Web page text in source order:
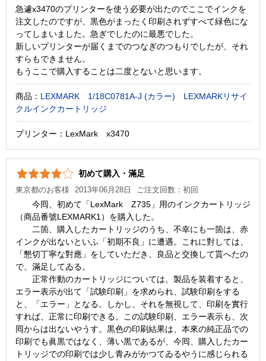
急遽x3470のプリンターを使う必要が出たのでここでインクを
注文したのですが、黒色がまったく印刷されずすべて緑色にな
ってしまいました。急ぎでしたのに最悪でした。
新しいプリンターが届くまでのつなぎのつもりでしたが、それ
すらもできません。
もうここで購入することは二度とないと思います。
商品： LEXMARK 1/18C0781A-J (カラー) LEXMARKリサイ
クルインクカートリッジ
プリンター：LexMark x3470
初めて購入・滿足
東京都のお客様 2013年06月28日 ご注文回数：初回
今囘、初めて「LexMark Z735」用のインクカートリッジ
（商品番號LEXMARK1）を購入した。
二箇、購入したカートリッジのうち、不幸にも一箇は、赤
インクが出ないといふ「初期不良」に遭遇。これに對しては、
「懇切丁寧な對應」をしていただき、良品と交換して貰へたの
で、滿足してゐる。
正常作動のカートリッジについては、製品を装着すると、
エラー表示が出て「試験印刷」を求められ、試験印刷をする
と、「エラー」となる。しかし、それを無視して、印刷を實行
すれば、正常に印刷できる。この試験印刷、エラー表示も、次
囘からは出ないやうす。黒色の印刷結果は、本來の純正品での
印刷でも眞黒ではなく、薄い黒であるが、今囘、購入したカー
トリッジでの印刷では少し青みがかつてゐるやうに感じられる